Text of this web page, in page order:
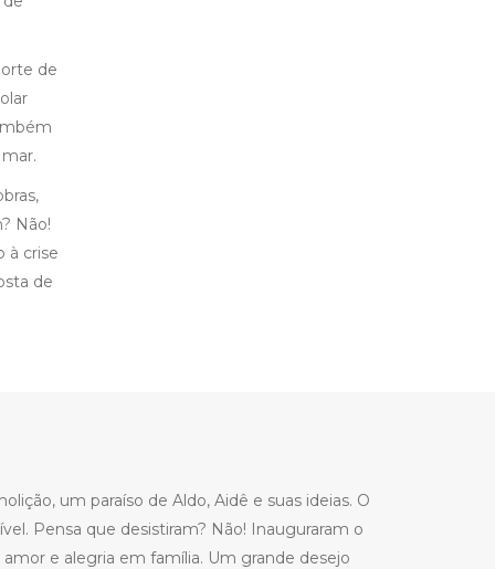
de
Não!
à crise
de
um paraíso de Aldo, Aidê e suas ideias. O
Pensa que desistiram? Não! Inauguraram o
e alegria em família. Um grande desejo